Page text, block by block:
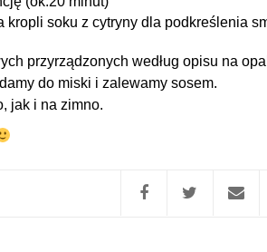
kropli soku z cytryny dla podkreślenia
przyrządzonych według opisu na
do miski i zalewamy sosem.
jak i na zimno.